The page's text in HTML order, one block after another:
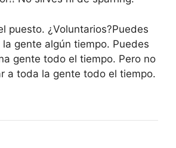
puesto. ¿Voluntarios?Puedes
gente algún tiempo. Puedes
gente todo el tiempo. Pero no
a toda la gente todo el tiempo.